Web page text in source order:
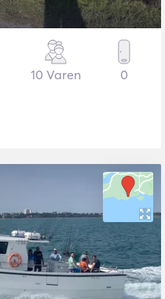
10 Varen 0